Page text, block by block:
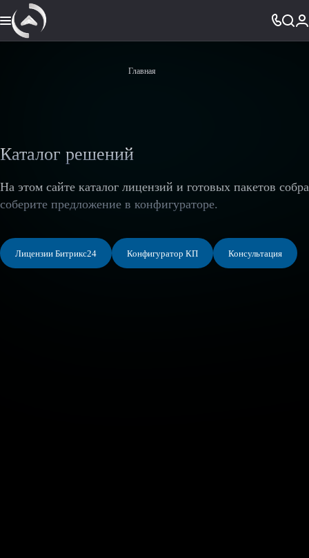
Главная
Каталог решений
На этом сайте каталог лицензий и готовых пакетов
соберите предложение в конфигураторе.
Лицензии Битрикс24 Конфигуратор КП Консультация